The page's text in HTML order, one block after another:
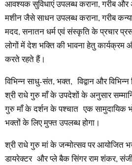
आवश्यक सुविधाएं उपलब्ध कराना, गरीब और
मशीन जैसे साधन उपलब्ध कराना, गरीब
मदद, सनातन धर्म एवं संस्कृति के प्रचार
लोगों में देश भक्ति की भावना हेतु
करते रहते हैं।
विभिन्न साधु-संत, भक्त, विद्वान और विभिन्न
श्री राधे गुरु माँ के उपदेशों के अनुसार
गुरु माँ के दर्शन के पश्चात एक सामुदायिक
भक्तों के लिए मुफ्त उपलब्ध होगा।
श्री राधे गुरु मां के जन्मोत्सव पर आयोजित
डायरेक्टर और प्ले बैक सिंगर राम शंकर,